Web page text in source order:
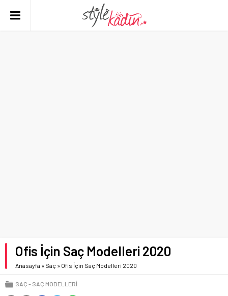
Ofis İçin Saç Modelleri 2020
Anasayfa » Saç » Ofis İçin Saç Modelleri 2020
SAÇ SAÇ MODELLERI